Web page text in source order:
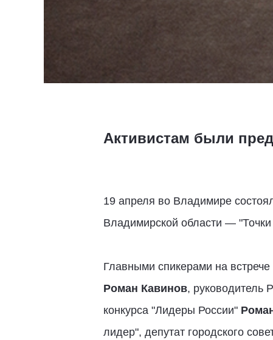
Активистам были
19 апреля во Владимире
Владимирской области —
Главными спикерами на встрече
Роман Кавинов, руководитель
конкурса "Лидеры России"
лидер", депутат городского